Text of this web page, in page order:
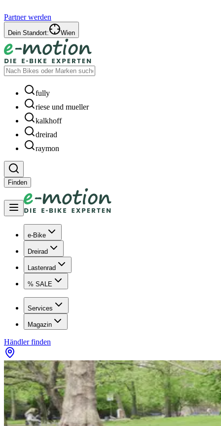
Partner werden
Dein Standort: Wien
fully
riese und mueller
kalkhoff
dreirad
raymon
Finden
e-Bike
Dreirad
Lastenrad
% SALE
Services
Magazin
Händler finden